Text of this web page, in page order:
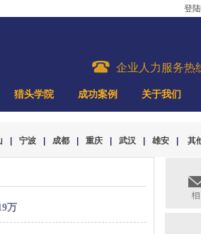
登陆
企业人力服务热
猎头学院 成功案例 关于我们
宁波 成都 重庆 武汉 雄安 其
万